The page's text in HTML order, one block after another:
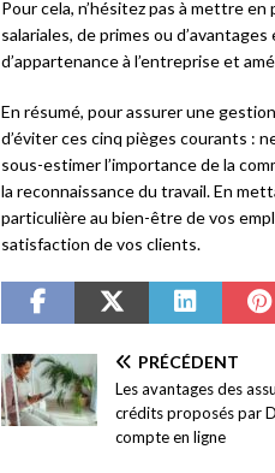
Pour cela, n’hésitez pas à mettre
salariales, de primes ou
d’appartenance à l’entreprise et
En résumé, pour assurer une
d’éviter ces cinq pièges courants :
sous-estimer l’importance de la
la reconnaissance du travail. En
particulière au bien-être de vos
satisfaction de vos clients.
PRÉCÉDENT
Les avantages des
crédits proposés par
compte en ligne